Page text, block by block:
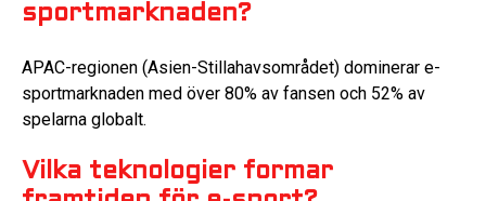
sportmarknaden?
APAC-regionen (Asien-Stillahavsområdet) dominerar e-
sportmarknaden med över 80% av fansen och 52% av
spelarna globalt.
Vilka teknologier formar